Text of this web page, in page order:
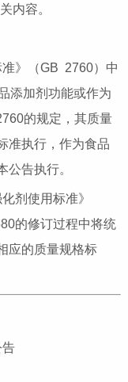
内容。
准》（GB 2760）中
添加剂功能或作为
的规定，其质量
准执行，作为食品
告执行。
剂使用标准》
的修订过程中将统
应的质量规格标
告